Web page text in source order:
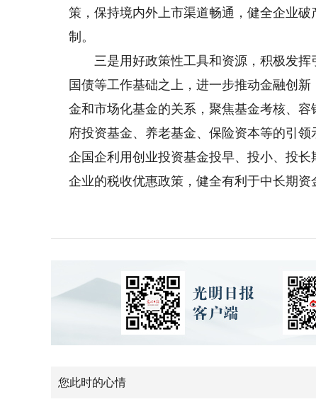
策，保持境内外上市渠道畅通，健全企业
制。
三是用好政策性工具和资源，积极发挥
国债等工作基础之上，进一步推动金融创
金和市场化基金的关系，聚焦基金考核、
府投资基金、养老基金、保险资本等的引
企国企利用创业投资基金投早、投小、投
企业的税收优惠政策，健全有利于中长期资
您此时的心情